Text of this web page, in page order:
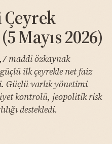
Mayıs 2026)
maddi özkaynak
ilk çeyrekle net faiz
Güçlü varlık yönetimi
kontrolü, jeopolitik risk
destekledi.